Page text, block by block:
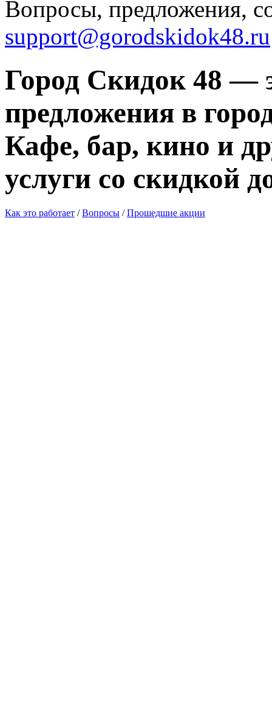
Вопросы, предложения,
support@gorodskidok48.ru
Город Скидок 48 —
предложения в
Кафе, бар, кино и
услуги со скидкой
Как это работает / Вопросы / Прошедшие акции